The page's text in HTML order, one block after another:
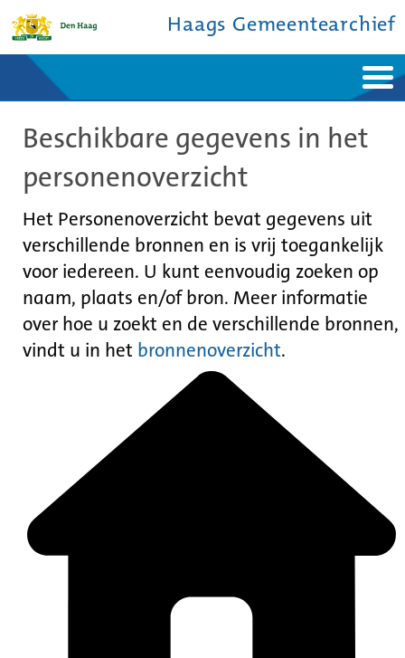
Haags Gemeentearchief
Ontdek de stad
De studiezaal
Bronnen en collecties
Contact
Beschikbare gegevens in het
personenoverzicht
Het Personenoverzicht bevat gegevens uit
verschillende bronnen en is vrij toegankelijk
voor iedereen. U kunt eenvoudig zoeken op
naam, plaats en/of bron. Meer informatie
over hoe u zoekt en de verschillende bronnen,
vindt u in het bronnenoverzicht.